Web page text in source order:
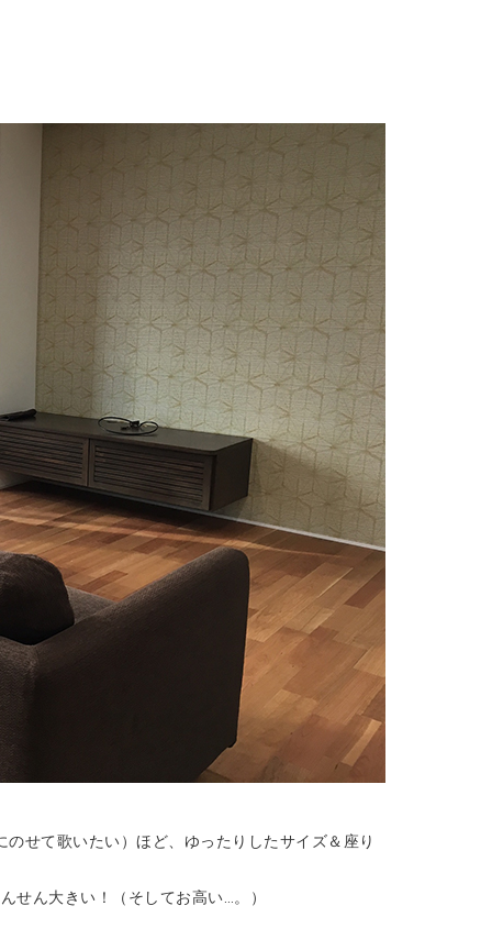
せて歌いたい）ほど、ゆったりしたサイズ＆座り
せん大きい！（そしてお高い…。）